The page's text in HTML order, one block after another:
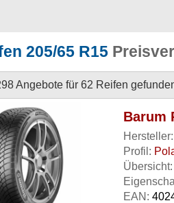
205/65 R15
Angebote für 62 Reifen
Barum
Hersteller:
Profil:
Übersicht:
EAN: